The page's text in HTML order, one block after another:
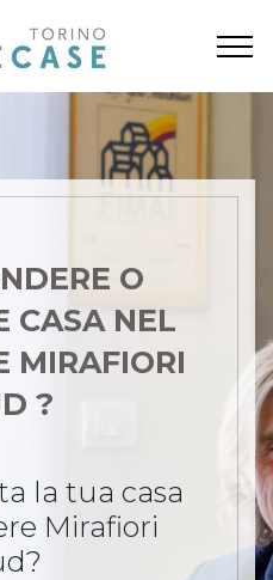
O
CASA NEL
MIRAFIORI
?
la tua casa
Mirafiori